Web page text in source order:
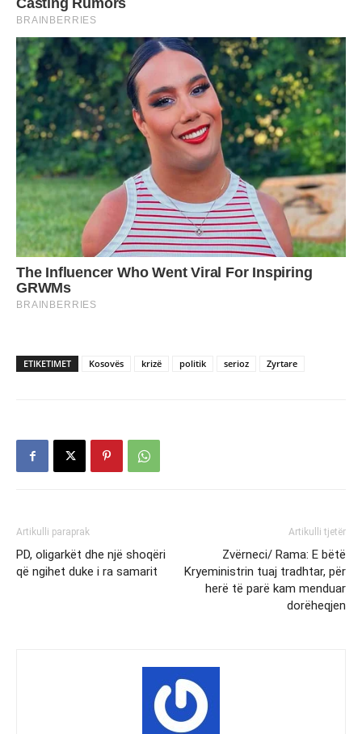
ETIKETIMET Kosovës krizë politik serioz Zyrtare
Artikulli paraprak
PD, oligarkët dhe një shoqëri
që ngihet duke i ra samarit
Artikulli tjetër
Zvërneci/ Rama: E bëtë
Kryeministrin tuaj tradhtar, për
herë të parë kam menduar
dorëheqjen